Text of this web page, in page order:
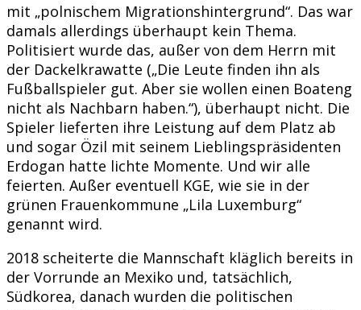
mit „polnischem Migrationshintergrund“. Das war
damals allerdings überhaupt kein Thema.
Politisiert wurde das, außer von dem Herrn mit
der Dackelkrawatte („Die Leute finden ihn als
Fußballspieler gut. Aber sie wollen einen Boateng
nicht als Nachbarn haben.“), überhaupt nicht. Die
Spieler lieferten ihre Leistung auf dem Platz ab
und sogar Özil mit seinem Lieblingspräsidenten
Erdogan hatte lichte Momente. Und wir alle
feierten. Außer eventuell KGE, wie sie in der
grünen Frauenkommune „Lila Luxemburg“
genannt wird.
2018 scheiterte die Mannschaft kläglich bereits in
der Vorrunde an Mexiko und, tatsächlich,
Südkorea, danach wurden die politischen